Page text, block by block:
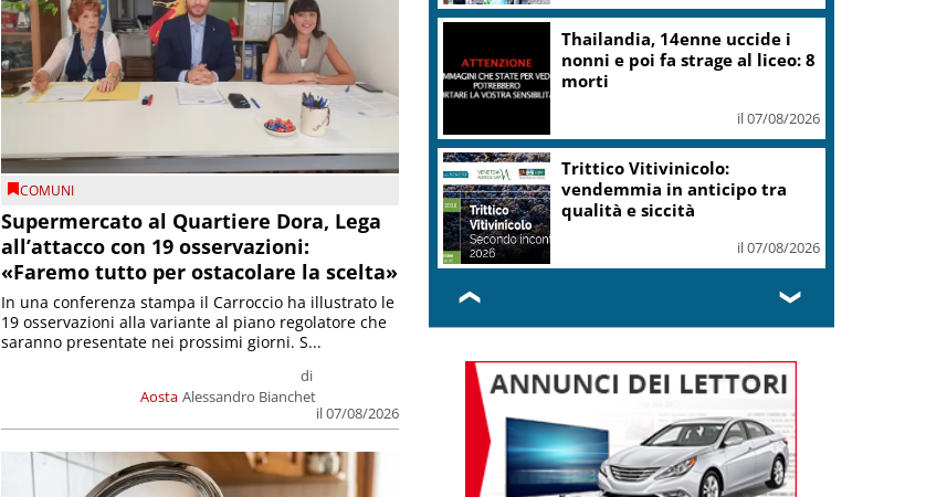
COMUNI
Supermercato al Quartiere Dora, Lega
all’attacco con 19 osservazioni:
«Faremo tutto per ostacolare la scelta»
Aosta
di
Alessandro Bianchet
il 07/08/2026
In una conferenza stampa il Carroccio ha illustrato le
19 osservazioni alla variante al piano regolatore che
saranno presentate nei prossimi giorni. S...
Thailandia, 14enne uccide i
nonni e poi fa strage al liceo: 8
morti
il 07/08/2026
Trittico Vitivinicolo:
vendemmia in anticipo tra
qualità e siccità
il 07/08/2026
❮ ❯